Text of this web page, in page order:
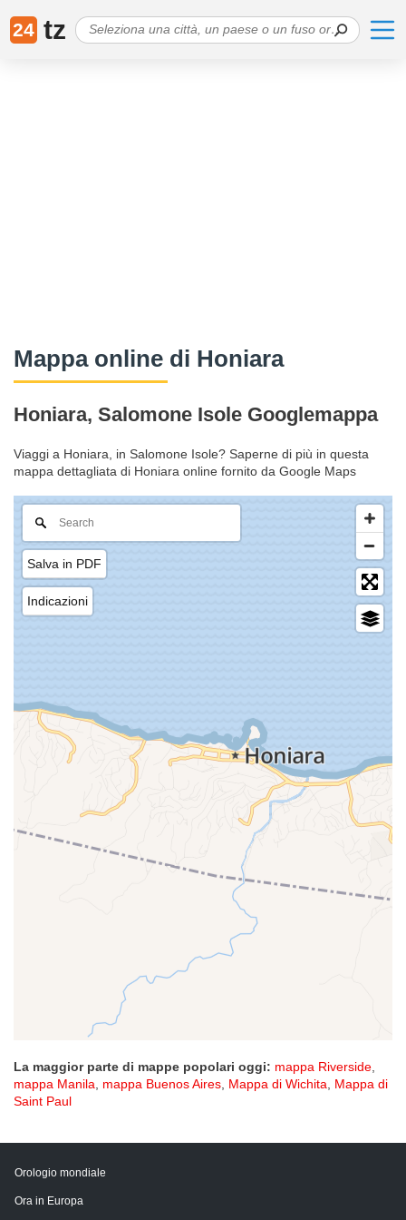
24 tz
Mappa online di Honiara
Honiara, Salomone Isole Googlemappa
Viaggi a Honiara, in Salomone Isole? Saperne di più in questa
mappa dettagliata di Honiara online fornito da Google Maps
Salva in PDF
Indicazioni
La maggior parte di mappe popolari oggi: mappa Riverside,
mappa Manila, mappa Buenos Aires, Mappa di Wichita, Mappa di
Saint Paul
Orologio mondiale
Ora in Europa